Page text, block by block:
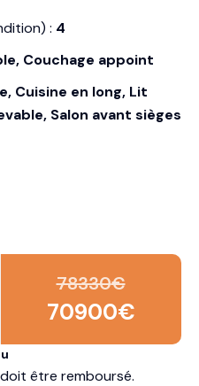
: 4
Couchage appoint
Cuisine en long, Lit
Salon avant sièges
78330€
70900€
être remboursé.